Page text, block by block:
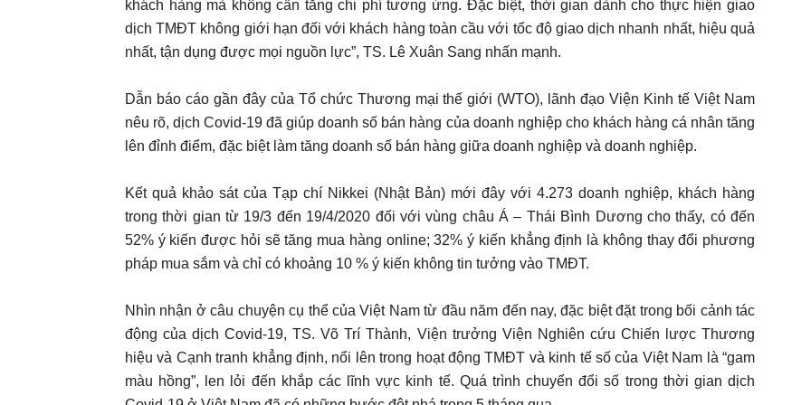
khách hàng mà không cần tăng chi phí tương ứng. Đặc biệt, thời gian dành cho thực hiện giao
dịch TMĐT không giới hạn đối với khách hàng toàn cầu với tốc độ giao dịch nhanh nhất, hiệu quả
nhất, tận dụng được mọi nguồn lực”, TS. Lê Xuân Sang nhấn mạnh.
Dẫn báo cáo gần đây của Tổ chức Thương mại thế giới (WTO), lãnh đạo Viện Kinh tế Việt Nam
nêu rõ, dịch Covid-19 đã giúp doanh số bán hàng của doanh nghiệp cho khách hàng cá nhân tăng
lên đỉnh điểm, đặc biệt làm tăng doanh số bán hàng giữa doanh nghiệp và doanh nghiệp.
Kết quả khảo sát của Tạp chí Nikkei (Nhật Bản) mới đây với 4.273 doanh nghiệp, khách hàng
trong thời gian từ 19/3 đến 19/4/2020 đối với vùng châu Á – Thái Bình Dương cho thấy, có đến
52% ý kiến được hỏi sẽ tăng mua hàng online; 32% ý kiến khẳng định là không thay đổi phương
pháp mua sắm và chỉ có khoảng 10 % ý kiến không tin tưởng vào TMĐT.
Nhìn nhận ở câu chuyện cụ thể của Việt Nam từ đầu năm đến nay, đặc biệt đặt trong bối cảnh tác
động của dịch Covid-19, TS. Võ Trí Thành, Viện trưởng Viện Nghiên cứu Chiến lược Thương
hiệu và Cạnh tranh khẳng định, nổi lên trong hoạt động TMĐT và kinh tế số của Việt Nam là “gam
màu hồng”, len lỏi đến khắp các lĩnh vực kinh tế. Quá trình chuyển đổi số trong thời gian dịch